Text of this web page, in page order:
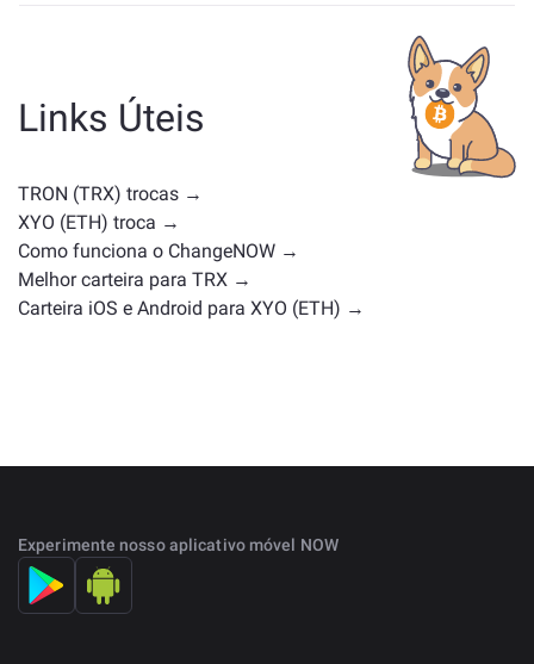
categoria — se é uma stablecoin, token de utilidade,
moeda de governança ou qualquer outro tipo.
Alternativas comuns incluem outras criptomoedas
com casos de uso ou posições de mercado
semelhantes. Confira todos os ativos disponíveis para
troca napágina principal de troca
Links Úteis
TRON (TRX) trocas →
XYO (ETH) troca →
Como funciona o ChangeNOW →
Melhor carteira para TRX →
Carteira iOS e Android para XYO (ETH) →
Experimente nosso aplicativo móvel NOW